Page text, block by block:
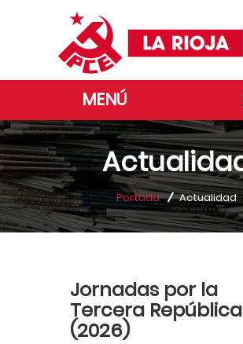
Portada Actualidad
Jornadas por la
Tercera República
(2026)